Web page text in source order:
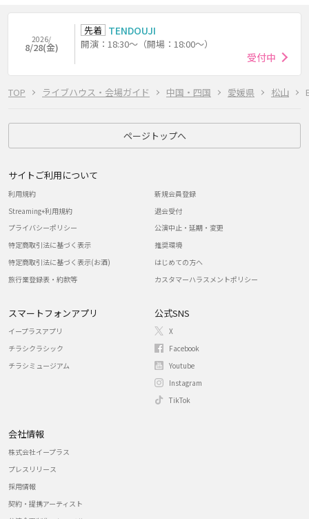
TOP ライブハウス・会場ガイド 中国・四国 愛媛県 松山
2026/
8/28(金)
先着 TENDOUJI
開演：18:30～（開場：18:00～）
受付中
ページトップへ
サイトご利用について
利用規約
Streaming+利用規約
プライバシーポリシー
特定商取引法に基づく表示
特定商取引法に基づく表示(お酒)
旅行業登録表・約款等
新規会員登録
退会受付
公演中止・延期・変更
推奨環境
はじめての方へ
カスタマーハラスメントポリシー
スマートフォンアプリ
イープラスアプリ
チラシクラシック
チラシミュージアム
公式SNS
X
Facebook
Youtube
Instagram
TikTok
会社情報
株式会社イープラス
プレスリリース
採用情報
契約・提携アーティスト